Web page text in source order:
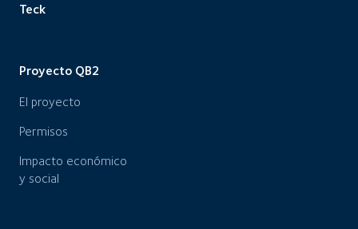
Teck
Proyecto QB2
El proyecto
Permisos
Impacto económico
y social